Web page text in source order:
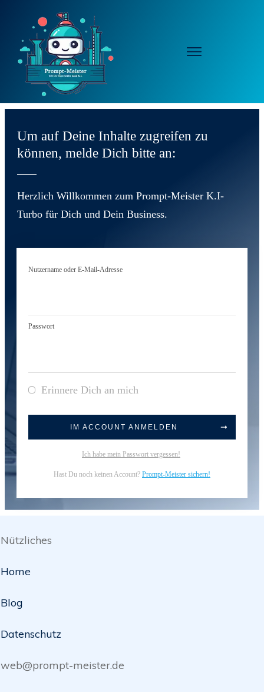
Um auf Deine Inhalte zugreifen zu
können, melde Dich bitte an:
Herzlich Willkommen zum Prompt-Meister K.I-
Turbo für Dich und Dein Business.
Nutzername oder E-Mail-Adresse
Passwort
Erinnere Dich an mich
IM ACCOUNT ANMELDEN
Ich habe mein Passwort vergessen!
Hast Du noch keinen Account? Prompt-Meister sichern!
Nützliches
Home
Blog
Datenschutz
web@prompt-meister.de